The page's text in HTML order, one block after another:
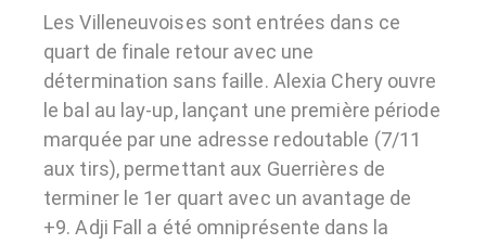
Les Villeneuvoises sont entrées dans ce
quart de finale retour avec une
détermination sans faille. Alexia Chery ouvre
le bal au lay-up, lançant une première période
marquée par une adresse redoutable (7/11
aux tirs), permettant aux Guerrières de
terminer le 1er quart avec un avantage de
+9. Adji Fall a été omniprésente dans la